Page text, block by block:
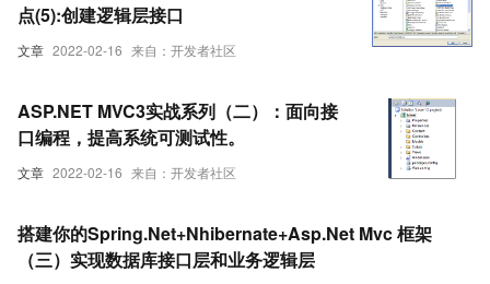
文章 2022-02-16 来自：开发者社区
点(5):创建逻辑层接口
文章 2022-02-16 来自：开发者社区
ASP.NET MVC3实战系列（二）：面向接
口编程，提高系统可测试性。
搭建你的Spring.Net+Nhibernate+Asp.Net Mvc 框架
（三）实现数据库接口层和业务逻辑层